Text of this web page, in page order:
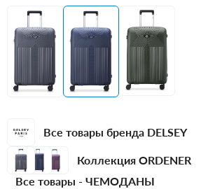
Все товары бренда DELSEY
Коллекция ORDENER
Все товары - ЧЕМОДАНЫ